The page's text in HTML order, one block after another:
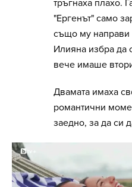
тръгнаха плахо.
"Ергенът" само
също му направи
Илияна избра да
вече имаше
Двамата имаха
романтични
заедно, за да си